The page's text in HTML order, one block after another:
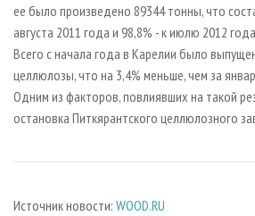
ее было произведено 89344 тонны, что
августа 2011 года и 98,8% - к июлю 2012
Всего с начала года в Карелии было
целлюлозы, что на 3,4% меньше, чем за
Одним из факторов, повлиявших на такой
остановка Питкярантского целлюлозного
Источник новости: WOOD.RU